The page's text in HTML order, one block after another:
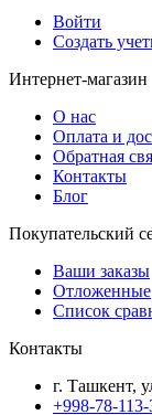
Войти
Создать
Интернет-магазин
О нас
Оплата и
Обратная
Контакты
Блог
Покупательский
Ваши заказы
Отложенные
Список
Контакты
г. Ташкент,
+998-78-